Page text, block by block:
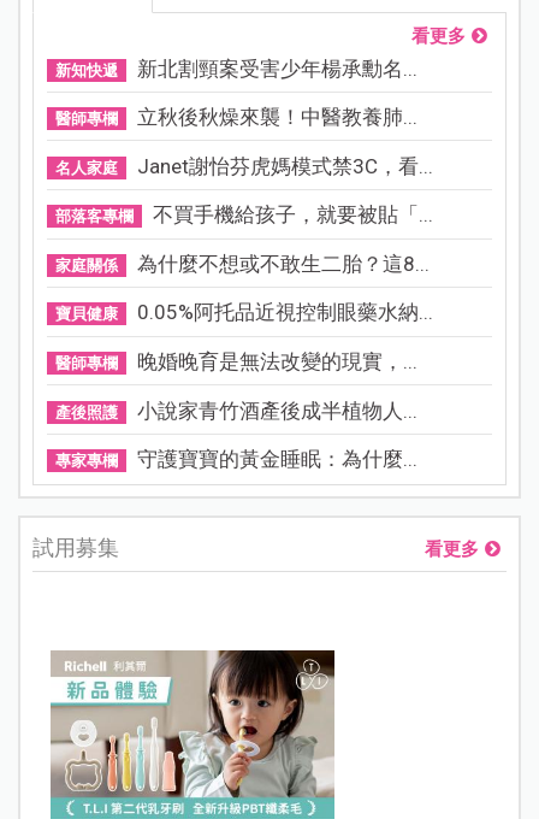
看更多
新知快遞 新北割頸案受害少年楊承勳名...
醫師專欄 立秋後秋燥來襲！中醫教養肺...
名人家庭 Janet謝怡芬虎媽模式禁3C，看...
部落客專欄 不買手機給孩子，就要被貼「...
家庭關係 為什麼不想或不敢生二胎？這8...
寶貝健康 0.05%阿托品近視控制眼藥水納...
醫師專欄 晚婚晚育是無法改變的現實，...
產後照護 小說家青竹酒產後成半植物人...
專家專欄 守護寶寶的黃金睡眠：為什麼...
試用募集 看更多